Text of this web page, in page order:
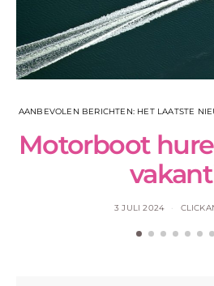
AANBEVOLEN BERICHTEN: HET LAATSTE
Motorboot
3 JULI 2024